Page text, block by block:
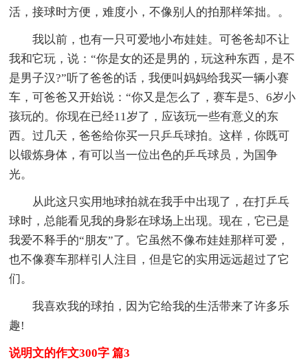
活，接球时方便，难度小，不像别人的拍那样笨拙。。
我以前，也有一只可爱地小布娃娃。可爸爸却不让
我和它玩，说：“你是女的还是男的，玩这种东西，是不
是男子汉?”听了爸爸的话，我便叫妈妈给我买一辆小赛
车，可爸爸又开始说：“你又是怎么了，赛车是5、6岁小
孩玩的。你现在已经11岁了，应该玩一些有意义的东
西。过几天，爸爸给你买一只乒乓球拍。这样，你既可
以锻炼身体，有可以当一位出色的乒乓球员，为国争
光。
从此这只实用地球拍就在我手中出现了，在打乒乓
球时，总能看见我的身影在球场上出现。现在，它已是
我爱不释手的“朋友”了。它虽然不像布娃娃那样可爱，
也不像赛车那样引人注目，但是它的实用远远超过了它
们。
我喜欢我的球拍，因为它给我的生活带来了许多乐
趣!
说明文的作文300字 篇3